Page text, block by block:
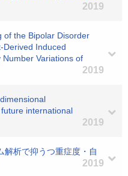
2019
of the Bipolar Disorder
Derived Induced
Variations of
2019
international
2019
解析で抑うつ重症度・自
2019